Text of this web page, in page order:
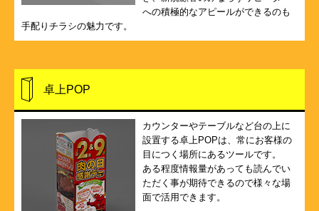
への積極的なアピールができるのも
手配りチラシの魅力です。
卓上POP
カウンターやテーブルなど台の上に
設置する卓上POPは、常にお客様の
目につく場所にあるツールです。
ある程度情報量があっても読んでい
ただく事が期待できるので様々な場
面で活用できます。